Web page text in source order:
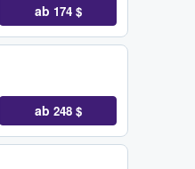
ab 174 $
ab 248 $